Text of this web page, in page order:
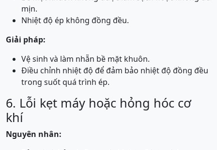
mịn.
Nhiệt độ ép không đồng đều.
Giải pháp:
Vệ sinh và làm nhẵn bề mặt khuôn.
Điều chỉnh nhiệt độ để đảm bảo nhiệt độ đồng đều
trong suốt quá trình ép.
6. Lỗi kẹt máy hoặc hỏng hóc cơ
khí
Nguyên nhân: